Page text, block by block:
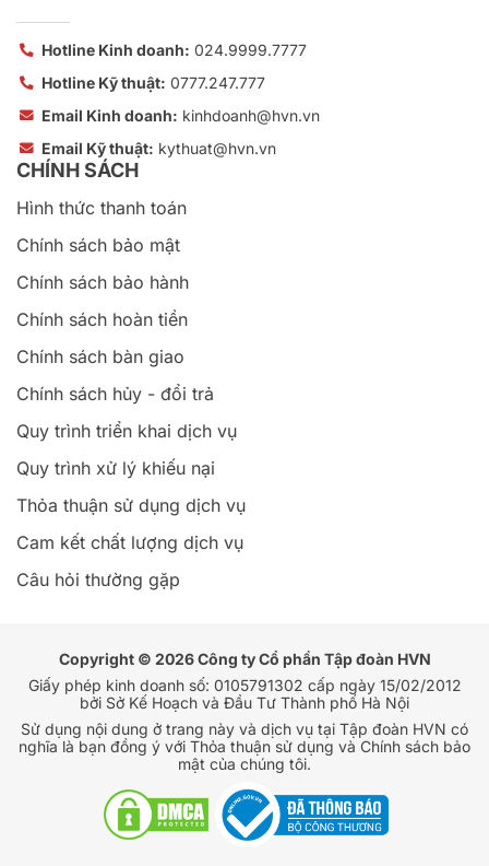
Hotline Kinh doanh: 024.9999.7777
Hotline Kỹ thuật: 0777.247.777
Email Kinh doanh: kinhdoanh@hvn.vn
Email Kỹ thuật: kythuat@hvn.vn
CHÍNH SÁCH
Hình thức thanh toán
Chính sách bảo mật
Chính sách bảo hành
Chính sách hoàn tiền
Chính sách bàn giao
Chính sách hủy - đổi trả
Quy trình triển khai dịch vụ
Quy trình xử lý khiếu nại
Thỏa thuận sử dụng dịch vụ
Cam kết chất lượng dịch vụ
Câu hỏi thường gặp
Copyright © 2026 Công ty Cổ phần Tập đoàn HVN
Giấy phép kinh doanh số: 0105791302 cấp ngày 15/02/2012
bởi Sở Kế Hoạch và Đầu Tư Thành phố Hà Nội
Sử dụng nội dung ở trang này và dịch vụ tại Tập đoàn HVN có
nghĩa là bạn đồng ý với Thỏa thuận sử dụng và Chính sách bảo
mật của chúng tôi.